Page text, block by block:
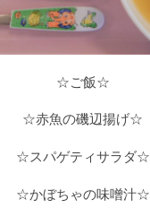
☆ご飯☆
☆赤魚の磯辺揚げ☆
☆スパゲティサラダ☆
☆かぼちゃの味噌汁☆